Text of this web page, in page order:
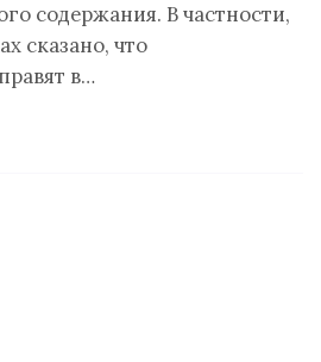
содержания. В частности,
сказано, что
в…